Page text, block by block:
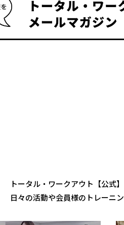
トータル・ワークアウト【公式
日々の活動や会員様のトレーニ